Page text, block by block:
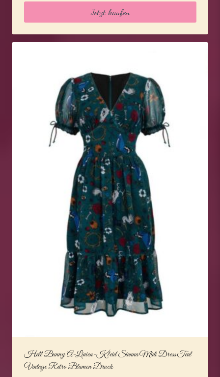
Jetzt kaufen
Hell Bunny A-Linien-Kleid Sianna Midi Dress Teal
Vintage Retro Blumen Druck